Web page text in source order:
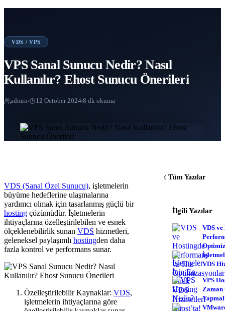
VDS / VPS
VPS Sanal Sunucu Nedir? Nasıl
Kullanılır? Ehost Sunucu Önerileri
admin 12 October 2024 8 dk okuma
VDS (Sanal Özel Sunucu), işletmelerin
büyüme hedeflerine ulaşmalarına
yardımcı olmak için tasarlanmış güçlü bir
hosting çözümüdür. İşletmelerin
ihtiyaçlarına özelleştirilebilen ve esnek
ölçeklenebilirlik sunan VDS hizmetleri,
geleneksel paylaşımlı hostingden daha
fazla kontrol ve performans sunar.
Özelleştirilebilir Kaynaklar: VDS,
işletmelerin ihtiyaçlarına göre
Tüm Yazılar
İlgili Yazılar
VDS ve
VDS
VPS
Zaman